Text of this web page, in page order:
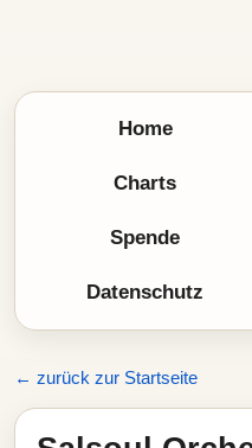
Home
Charts
Spende
Datenschutz
← zurück zur Startseite